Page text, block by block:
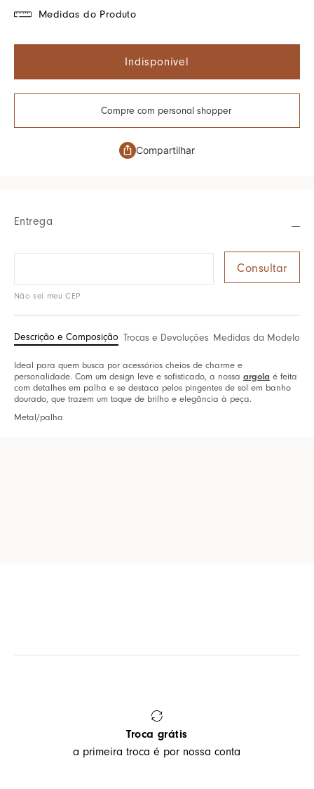
Medidas do Produto
Indisponível
Compre com personal shopper
Compartilhar
Entrega
Não sei meu CEP
Descrição e Composição Trocas e Devoluções Medidas da Modelo
Ideal para quem busca por acessórios cheios de charme e
personalidade. Com um design leve e sofisticado, a nossa argola é feita
com detalhes em palha e se destaca pelos pingentes de sol em banho
dourado, que trazem um toque de brilho e elegância à peça.
Metal/palha
Troca grátis
a primeira troca é por nossa conta